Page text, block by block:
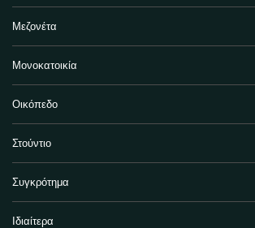
Μεζονέτα
Μονοκατοικία
Οικόπεδο
Στούντιο
Συγκρότημα
Ιδιαίτερα